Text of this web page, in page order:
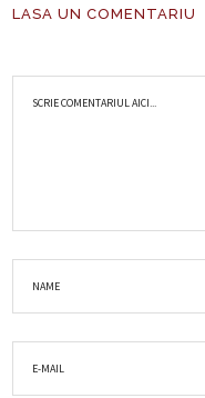
LASA UN COMENTARIU